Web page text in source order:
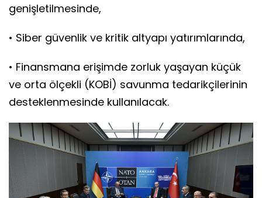
genişletilmesinde,
• Siber güvenlik ve kritik altyapı yatırımlarında,
• Finansmana erişimde zorluk yaşayan küçük
ve orta ölçekli (KOBİ) savunma tedarikçilerinin
desteklenmesinde kullanılacak.